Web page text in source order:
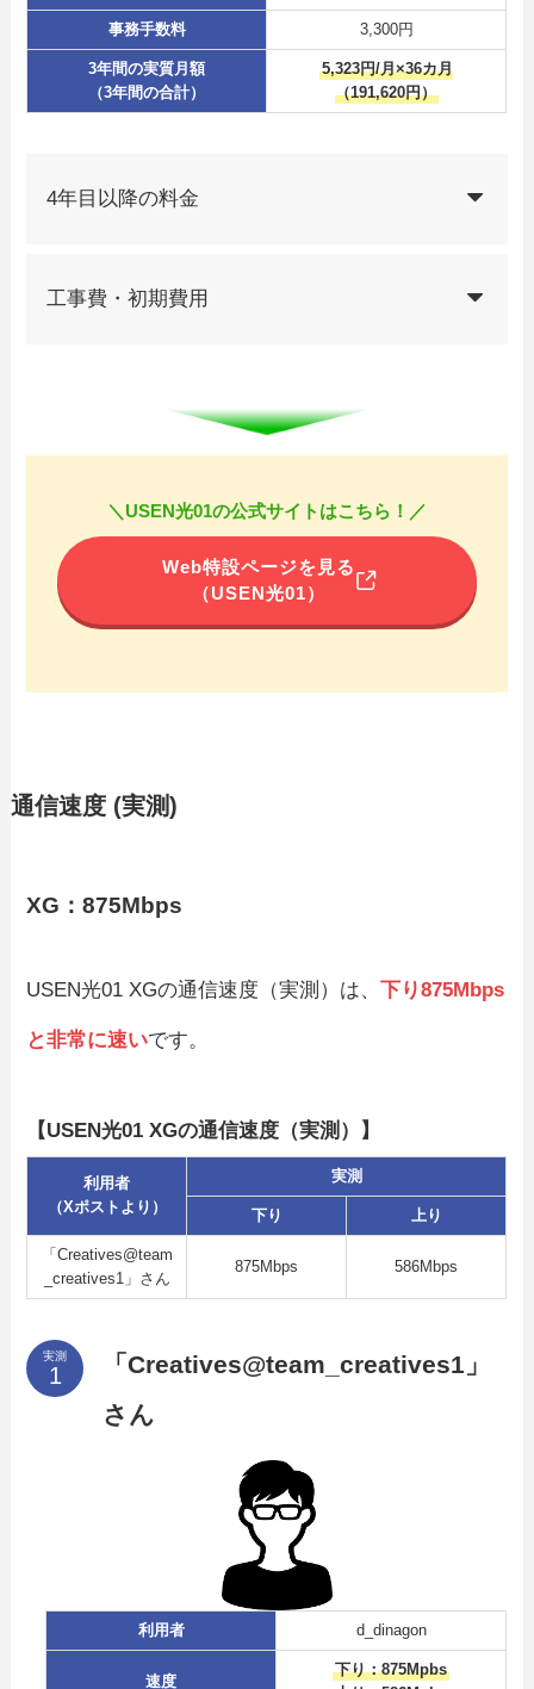
事務手数料 3,300円
3年間の実質月額
（3年間の合計）
5,323円/月×36カ月
（191,620円）
4年目以降の料金
工事費・初期費用
＼USEN光01の公式サイトはこちら！／
Web特設ページを見る
（USEN光01）
通信速度 (実測)
XG：875Mbps
USEN光01 XGの通信速度（実測）は、下り875Mbps
と非常に速いです。
【USEN光01 XGの通信速度（実測）】
利用者
（Xポストより）
実測
下り 上り
「Creatives@team
_creatives1」さん
875Mbps 586Mbps
実測
「Creatives@team_creatives1」
さん
利用者 d_dinagon
速度
下り：875Mpbs